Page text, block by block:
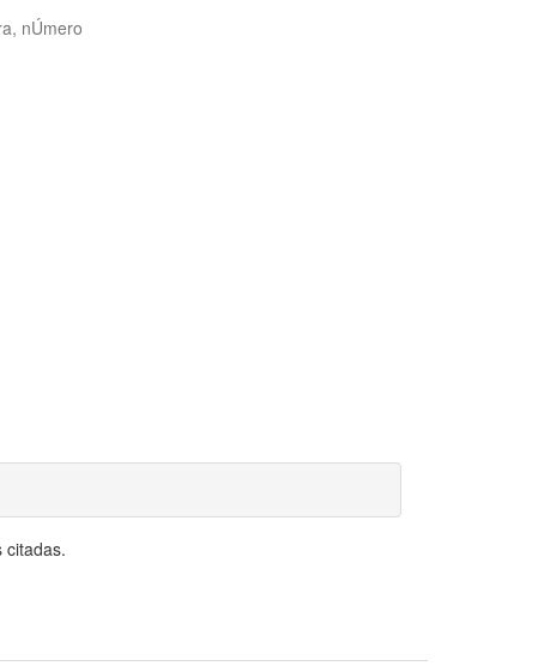
nÚmero
citadas.